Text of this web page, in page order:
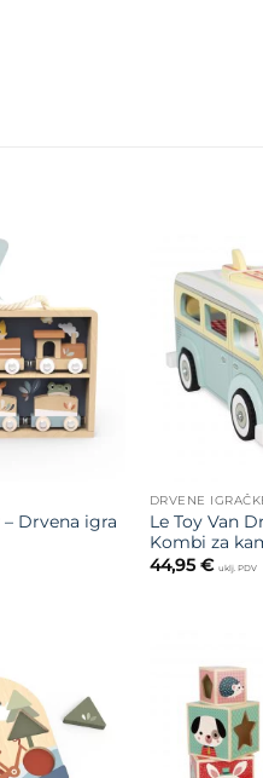
na listu
želja
Drvena igra
DRVENE
Le Toy Van
Kombi za
44,95 € uklj. PDV
na listu
želja